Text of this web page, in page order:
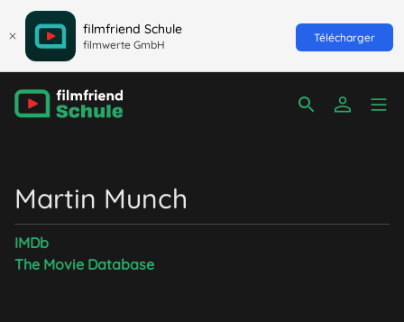
filmfriend Schule
filmwerte GmbH
Télécharger
Martin Munch
IMDb
The Movie Database